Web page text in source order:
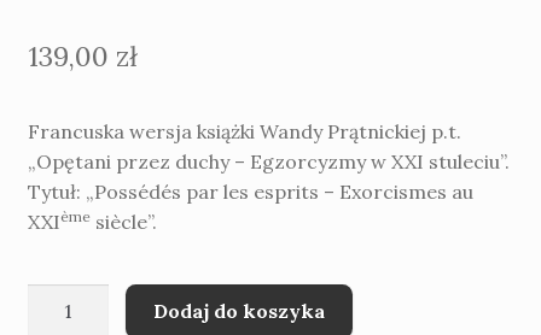
139,00 zł
Francuska wersja książki Wandy Prątnickiej p.t.
„Opętani przez duchy – Egzorcyzmy w XXI stuleciu”.
Tytuł: „Possédés par les esprits – Exorcismes au
XXIèmesiècle”.
Dodaj do koszyka